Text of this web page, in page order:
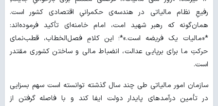
رفیعِ نظام مالیاتی در هندسه‌ی حکمرانیِ اقتصادی کشور است.
همان‌گونه که رهبر شهید امت، امام خامنه‌ای تأکید فرموده‌اند:
*«مالیات یک فریضه است.»*؛ این کلامِ فصل‌الخطاب، قطب‌نمای
حرکتِ ما برای برپایی عدالت، انضباط مالی و ساختن کشوری مقتدر
است.
سازمان امور مالیاتی طی چند سال گذشته توانسته است سهم بسزایی
در تأمین درآمدهای پایدار دولت ایفا کند و با فاصله گرفتن از